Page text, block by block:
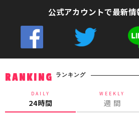
公式アカウントで最新情
RANKING ランキング
DAILY
24時間
WEEKLY
週 間